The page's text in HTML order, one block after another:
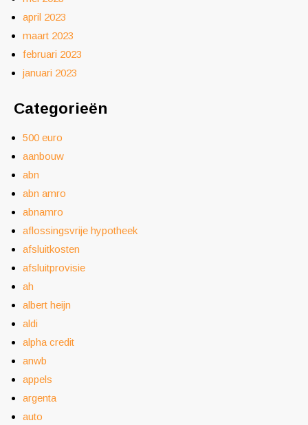
april 2023
maart 2023
februari 2023
januari 2023
Categorieën
500 euro
aanbouw
abn
abn amro
abnamro
aflossingsvrije hypotheek
afsluitkosten
afsluitprovisie
ah
albert heijn
aldi
alpha credit
anwb
appels
argenta
auto